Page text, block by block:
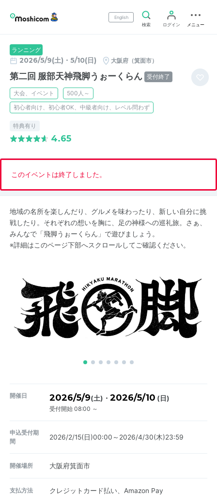
English
検索
ログイン メニュー
ランニング
2026/5/9(土)・5/10(日) 大阪府（箕面市）
第二回 服部天神飛脚うぉーくらん 受付終了
大会、イベント
500人～
初心者向け、初心者OK、中級者向け、レベル問わず
特典有り
4.65
このイベントは終了しました。
地域の名所を楽しんだり、グルメを味わったり、新しい自分に挑
戦したり。それぞれの想いを胸に、足の神様への巡礼旅。さぁ、
みんなで「飛脚うぉーくらん」で遊びましょう。
※詳細はこのページ下部へスクロールしてご確認ください。
開催日 2026/5/9(土) ・ 2026/5/10 (日)
受付開始 08:00 ～
申込受付期
間
2026/2/15(日)00:00～2026/4/30(木)23:59
開催場所 大阪府箕面市
支払方法 クレジットカード払い、Amazon Pay